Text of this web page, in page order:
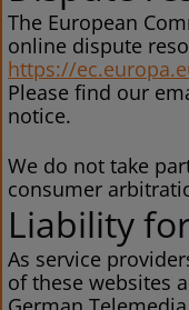
The European
online dispute
https://
Please find our
notice.
We do not take
consumer
Liability
As service
of these websites